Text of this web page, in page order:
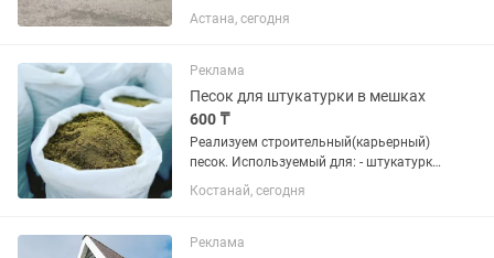
силикатный БУ ∼1000-1500 шт целых +
столько же боя, половинок, крошки -
подсыпку дороги, ям,...
Астана, сегодня
Реклама
Песок для штукатурки в мешках
600 ₸
Реализуем строительный(карьерный)
песок. Используемый для: - штукатурки
стен ; - кладки кирпича ; - кладки печей,
тандыров и др. В наличии всегда есть
тонн....
Костанай, сегодня
Реклама